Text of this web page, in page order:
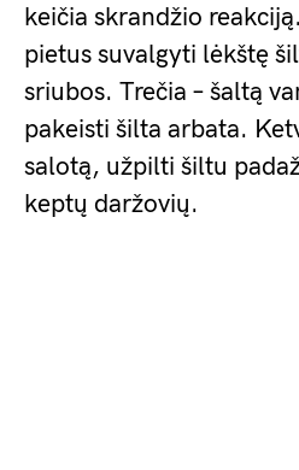
keičia skrandžio
pietus suvalgyti lėkštę
sriubos. Trečia – šaltą
pakeisti šilta arbata.
salotą, užpilti šiltu
keptų daržovių.